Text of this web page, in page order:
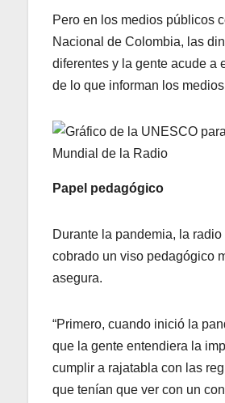
Pero en los medios públicos
Nacional de Colombia, las
diferentes y la gente acude a
de lo que informan los
Papel pedagógico
Durante la pandemia, la
cobrado un viso pedagógico
asegura.
“Primero, cuando inició la
que la gente entendiera la
cumplir a rajatabla con las
que tenían que ver con un